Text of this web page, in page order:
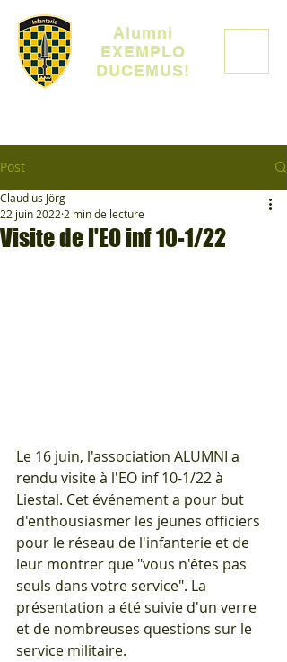
Alumni
EXEMPLO
DUCEMUS!
Post
Visite de l'EO inf 10-1/22
Claudius Jörg
22 juin 2022 2 min de lecture
Le 16 juin, l'association ALUMNI a
rendu visite à l'EO inf 10-1/22 à
Liestal. Cet événement a pour but
d'enthousiasmer les jeunes officiers
pour le réseau de l'infanterie et de
leur montrer que "vous n'êtes pas
seuls dans votre service". La
présentation a été suivie d'un verre
et de nombreuses questions sur le
service militaire.